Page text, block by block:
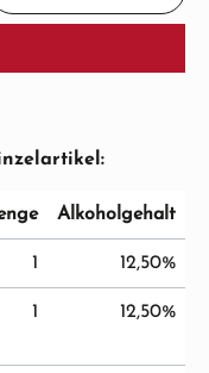
Alkoholgehalt
1 12,50%
1 12,50%